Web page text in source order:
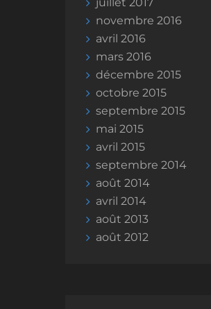
novembre 2016
avril 2016
mars 2016
décembre 2015
octobre 2015
septembre 2015
mai 2015
avril 2015
septembre 2014
août 2014
avril 2014
août 2013
août 2012